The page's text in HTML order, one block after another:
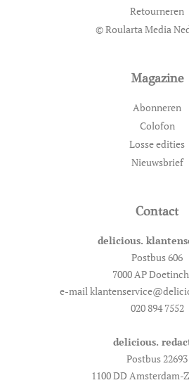
Retourneren
© Roularta Media
Magazine
Abonneren
Colofon
Losse edities
Nieuwsbrief
Contact
delicious.
Postbus 606
7000 AP
e-mail
020 894 7552
delicious.
Postbus 22693
1100 DD Amsterdam-